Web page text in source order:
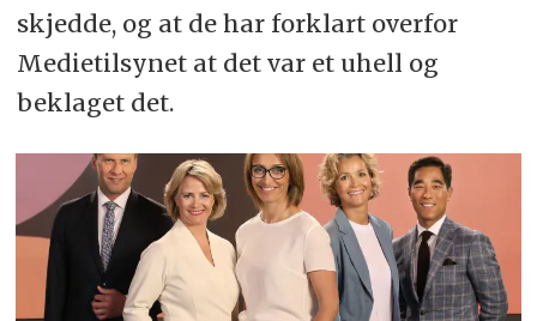
skjedde, og at de har forklart overfor
Medietilsynet at det var et uhell og
beklaget det.